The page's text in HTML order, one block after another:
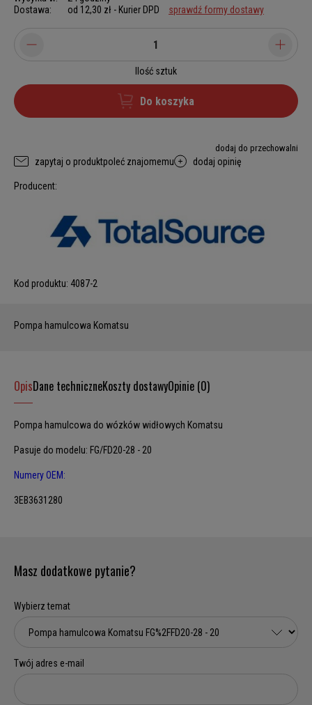
Dostawa:
od 12,30 zł - Kurier DPD sprawdź formy dostawy
Ilość sztuk
Do koszyka
dodaj do przechowalni
zapytaj o produktpoleć znajomemu dodaj opinię
Producent:
Kod produktu: 4087-2
Pompa hamulcowa Komatsu
OpisDane techniczneKoszty dostawyOpinie (0)
Pompa hamulcowa do wózków widłowych Komatsu
Pasuje do modelu: FG/FD20-28 - 20
Numery OEM:
3EB3631280
Masz dodatkowe pytanie?